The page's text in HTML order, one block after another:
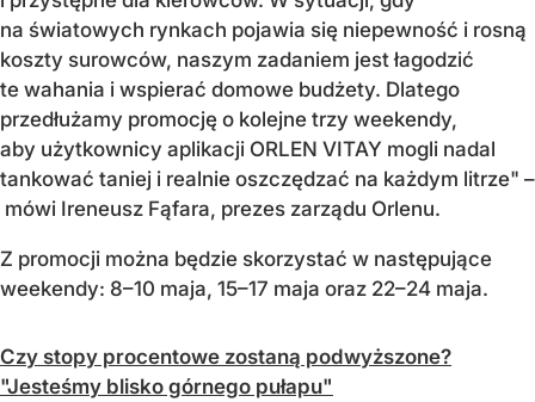
na światowych rynkach pojawia się niepewność i rosną
koszty surowców, naszym zadaniem jest łagodzić
te wahania i wspierać domowe budżety. Dlatego
przedłużamy promocję o kolejne trzy weekendy,
aby użytkownicy aplikacji ORLEN VITAY mogli nadal
tankować taniej i realnie oszczędzać na każdym litrze" –
mówi Ireneusz Fąfara, prezes zarządu Orlenu.
Z promocji można będzie skorzystać w następujące
weekendy: 8–10 maja, 15–17 maja oraz 22–24 maja.
Czy stopy procentowe zostaną podwyższone?
"Jesteśmy blisko górnego pułapu"